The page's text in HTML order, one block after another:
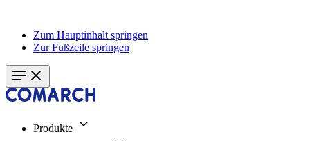
Zum Hauptinhalt springen
Zur Fußzeile springen
Produkte